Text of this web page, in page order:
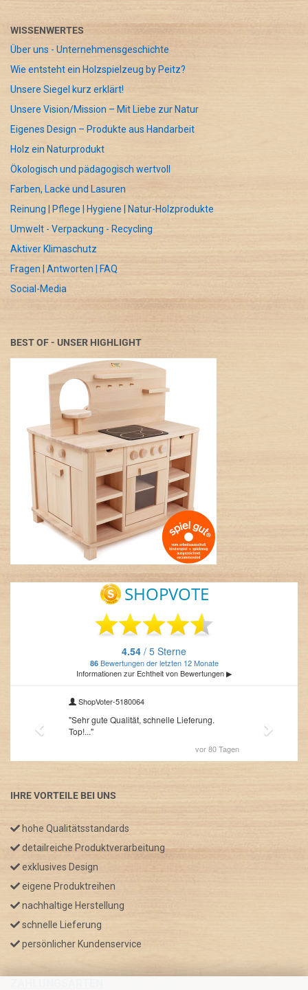
WISSENWERTES
Über uns - Unternehmensgeschichte
Wie entsteht ein Holzspielzeug by Peitz?
Unsere Siegel kurz erklärt!
Unsere Vision/Mission – Mit Liebe zur Natur
Eigenes Design – Produkte aus Handarbeit
Holz ein Naturprodukt
Ökologisch und pädagogisch wertvoll
Farben, Lacke und Lasuren
Reinung | Pflege | Hygiene | Natur-Holzprodukte
Umwelt - Verpackung - Recycling
Aktiver Klimaschutz
Fragen | Antworten | FAQ
Social-Media
BEST OF - UNSER HIGHLIGHT
IHRE VORTEILE BEI UNS
hohe Qualitätsstandards
detailreiche Produktverarbeitung
exklusives Design
eigene Produktreihen
nachhaltige Herstellung
schnelle Lieferung
persönlicher Kundenservice